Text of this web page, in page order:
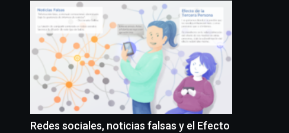
Redes sociales, noticias falsas y el Efecto